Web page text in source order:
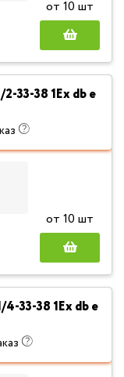
от 10 шт
33-38 1Ex db e
от 10 шт
33-38 1Ex db e